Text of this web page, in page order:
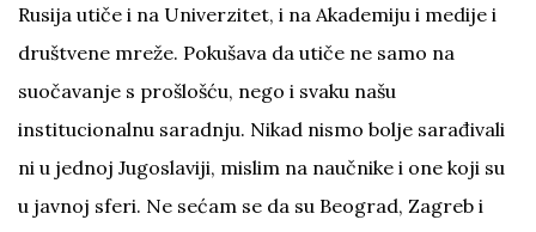
Rusija utiče i na Univerzitet, i na Akademiju i medije i
društvene mreže. Pokušava da utiče ne samo na
suočavanje s prošlošću, nego i svaku našu
institucionalnu saradnju. Nikad nismo bolje sarađivali
ni u jednoj Jugoslaviji, mislim na naučnike i one koji su
u javnoj sferi. Ne sećam se da su Beograd, Zagreb i